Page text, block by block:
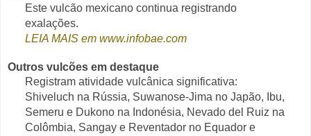
Este vulcão mexicano continua registrando
exalações.
LEIA MAIS em www.infobae.com
Outros vulcões em destaque
Registram atividade vulcânica significativa:
Shiveluch na Rússia, Suwanose-Jima no Japão, Ibu,
Semeru e Dukono na Indonésia, Nevado del Ruiz na
Colômbia, Sangay e Reventador no Equador e